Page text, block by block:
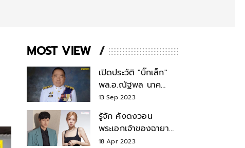
MOST VIEW
เปิดประวัติ "บิ๊กเล็ก"
พล.อ.ณัฐพล นาค
พาณิชย์ จากเลขาฯ
สมช.-เลขาฯ
รมว.กลาโหม
13 Sep 2023
รู้จัก คังดงวอน
พระเอกเจ้าของฉายา
สมบัติแห่งชาติ หลังมี
18 Apr 2023